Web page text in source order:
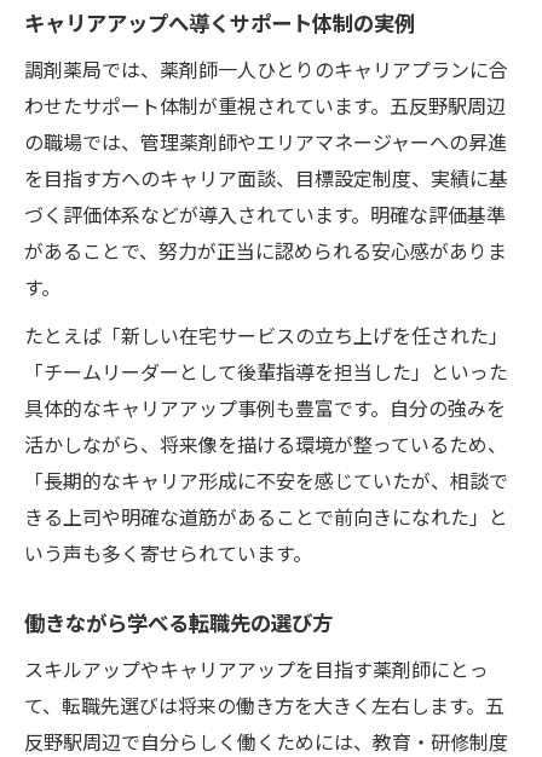
キャリアアップへ導くサポート体制の実例
調剤薬局では、薬剤師一人ひとりのキャリアプランに合
わせたサポート体制が重視されています。五反野駅周辺
の職場では、管理薬剤師やエリアマネージャーへの昇進
を目指す方へのキャリア面談、目標設定制度、実績に基
づく評価体系などが導入されています。明確な評価基準
があることで、努力が正当に認められる安心感がありま
す。
たとえば「新しい在宅サービスの立ち上げを任された」
「チームリーダーとして後輩指導を担当した」といった
具体的なキャリアアップ事例も豊富です。自分の強みを
活かしながら、将来像を描ける環境が整っているため、
「長期的なキャリア形成に不安を感じていたが、相談で
きる上司や明確な道筋があることで前向きになれた」と
いう声も多く寄せられています。
働きながら学べる転職先の選び方
スキルアップやキャリアアップを目指す薬剤師にとっ
て、転職先選びは将来の働き方を大きく左右します。五
反野駅周辺で自分らしく働くためには、教育・研修制度